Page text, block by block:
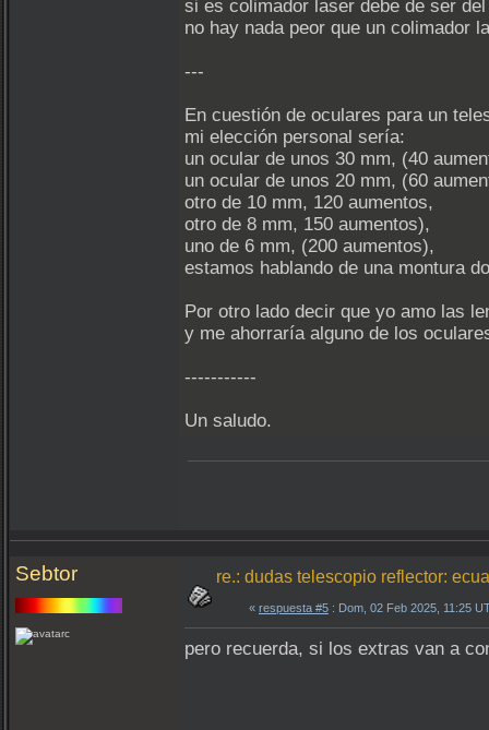
si es colimador laser debe de ser
no hay nada peor que un colimador
---
En cuestión de oculares para un
mi elección personal sería:
un ocular de unos 30 mm, (40
un ocular de unos 20 mm, (60
otro de 10 mm, 120 aumentos,
otro de 8 mm, 150 aumentos),
uno de 6 mm, (200 aumentos),
estamos hablando de una montura
Por otro lado decir que yo amo las
y me ahorraría alguno de los
-----------
Un saludo.
Sebtor re.: dudas telescopio reflector:
« respuesta #5 : Dom, 02 Feb 2025, 11:25
pero recuerda, si los extras van a